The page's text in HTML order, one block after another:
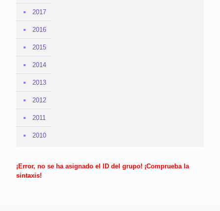
2017
2016
2015
2014
2013
2012
2011
2010
¡Error, no se ha asignado el ID del grupo! ¡Comprueba la
sintaxis!